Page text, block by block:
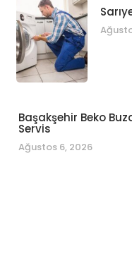
Başakşehir Beko
Servis
Ağustos 6, 2026